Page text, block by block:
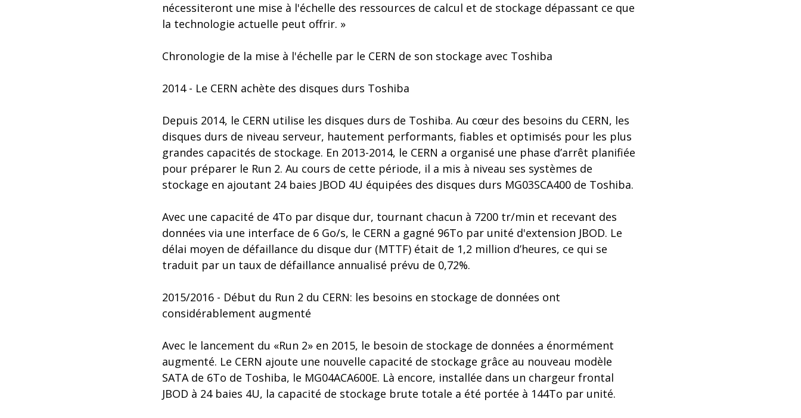
nécessiteront une mise à l'échelle des ressources de calcul et de stockage dépassant ce que
la technologie actuelle peut offrir. »
Chronologie de la mise à l'échelle par le CERN de son stockage avec Toshiba
2014 - Le CERN achète des disques durs Toshiba
Depuis 2014, le CERN utilise les disques durs de Toshiba. Au cœur des besoins du CERN, les
disques durs de niveau serveur, hautement performants, fiables et optimisés pour les plus
grandes capacités de stockage. En 2013-2014, le CERN a organisé une phase d’arrêt planifiée
pour préparer le Run 2. Au cours de cette période, il a mis à niveau ses systèmes de
stockage en ajoutant 24 baies JBOD 4U équipées des disques durs MG03SCA400 de Toshiba.
Avec une capacité de 4To par disque dur, tournant chacun à 7200 tr/min et recevant des
données via une interface de 6 Go/s, le CERN a gagné 96To par unité d'extension JBOD. Le
délai moyen de défaillance du disque dur (MTTF) était de 1,2 million d’heures, ce qui se
traduit par un taux de défaillance annualisé prévu de 0,72%.
2015/2016 - Début du Run 2 du CERN: les besoins en stockage de données ont
considérablement augmenté
Avec le lancement du «Run 2» en 2015, le besoin de stockage de données a énormément
augmenté. Le CERN ajoute une nouvelle capacité de stockage grâce au nouveau modèle
SATA de 6To de Toshiba, le MG04ACA600E. Là encore, installée dans un chargeur frontal
JBOD à 24 baies 4U, la capacité de stockage brute totale a été portée à 144To par unité.